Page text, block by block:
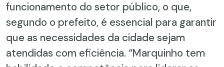
funcionamento do setor público, o que,
segundo o prefeito, é essencial para garantir
que as necessidades da cidade sejam
atendidas com eficiência. “Marquinho tem